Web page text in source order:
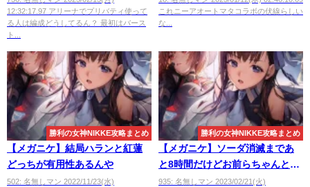
12:32:17.97 アリーナでプリバティ使って
る人は編成どうしてるん？ 最初はバース
ト...
これニーアオートマタコラボの伏線らしい
な...
勝利の女神NIKKE攻略まとめ
【メガニケ】結局ハランと紅蓮
どっちが有用性あるんや
502: 名無しマン 2022/11/23(水)
勝利の女神NIKKE攻略まとめ
【メガニケ】ソーダ消滅まであ
と8時間だけどお前らちゃんと3
凸したか？
935: 名無しマン 2023/02/21(火)